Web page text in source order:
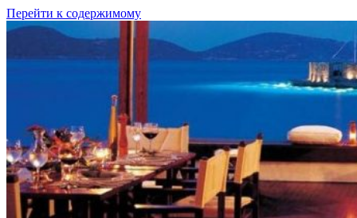
Перейти к содержимому